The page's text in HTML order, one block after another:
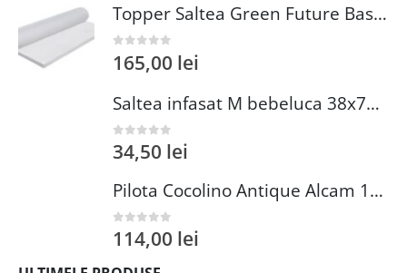
Topper Saltea Green Future Basic Confort 80x190 cm Spuma Poliuretanica Elastica Husa PES 100%
0 out of 5
165,00 lei
Saltea infasat M bebeluca 38x70 cm spuma PVC lavabila pentru confort si siguranta bebelusului
0out of 5
34,50 lei
Pilota Cocolino Antique Alcam 140x200 cm din Microfibra si Fleece pentru Confort Premium
0 out of 5
114,00 lei